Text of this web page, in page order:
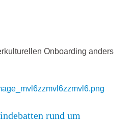
Onboarding anders
rund um